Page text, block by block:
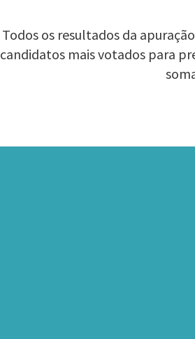
Todos os resultados da
candidatos mais votados para